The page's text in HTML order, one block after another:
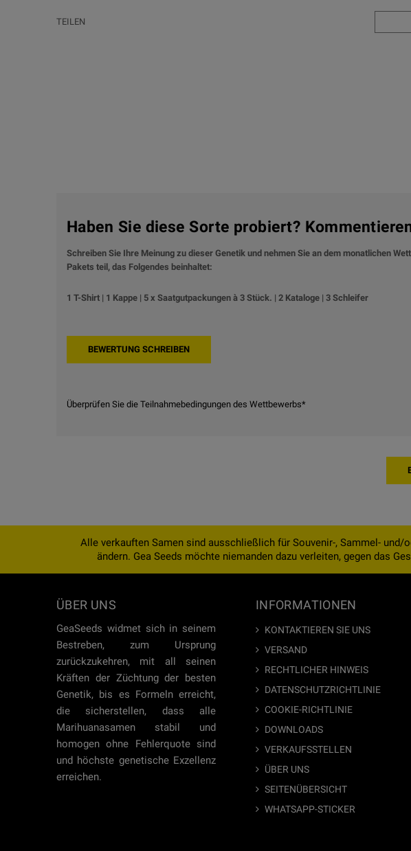
TEILEN
Haben Sie diese Sorte probiert?
Schreiben Sie Ihre Meinung zu dieser Genetik und nehmen Sie an dem monatlichen
Pakets teil, das Folgendes beinhaltet:
1 T-Shirt | 1 Kappe | 5 x Saatgutpackungen à 3 Stück. | 2 Kataloge | 3 Schleifer
Überprüfen Sie die Teilnahmebedingungen des Wettbewerbs*
Alle verkauften Samen sind ausschließlich für Souvenir-, Sammel-
ändern. Gea Seeds möchte niemanden dazu verleiten, gegen das
ÜBER UNS
GeaSeeds widmet sich in seinem
Bestreben, zum Ursprung
zurückzukehren, mit all seinen
Kräften der Züchtung der besten
Genetik, bis es Formeln erreicht,
die sicherstellen, dass alle
Marihuanasamen stabil und
homogen ohne Fehlerquote sind
und höchste genetische Exzellenz
erreichen.
INFORMATIONEN
KONTAKTIEREN SIE UNS
VERSAND
RECHTLICHER HINWEIS
DATENSCHUTZRICHTLINIE
COOKIE-RICHTLINIE
DOWNLOADS
VERKAUFSSTELLEN
ÜBER UNS
SEITENÜBERSICHT
WHATSAPP-STICKER